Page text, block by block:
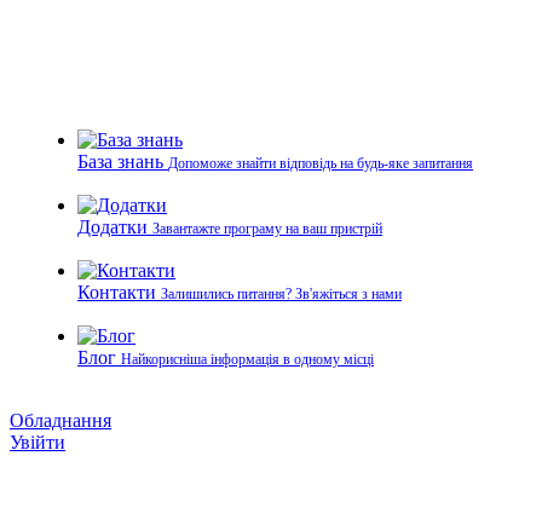
База знань Допоможе знайти відповідь на будь-яке запитання
Додатки Завантажте програму на ваш пристрій
Контакти Залишились питання? Зв'яжіться з нами
Блог Найкорисніша інформація в одному місці
Обладнання
Увійти